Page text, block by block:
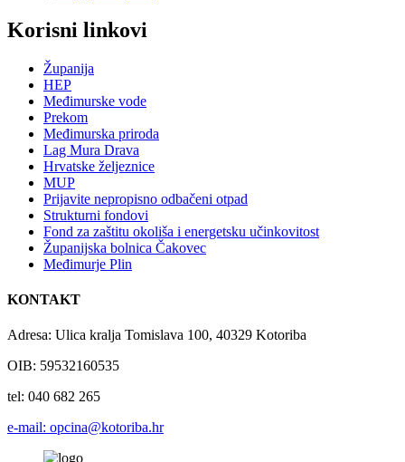
Korisni linkovi
Županija
HEP
Međimurske vode
Prekom
Međimurska priroda
Lag Mura Drava
Hrvatske željeznice
MUP
Prijavite nepropisno odbačeni otpad
Strukturni fondovi
Fond za zaštitu okoliša i energetsku učinkovitost
Županijska bolnica Čakovec
Međimurje Plin
KONTAKT
Adresa: Ulica kralja Tomislava 100, 40329 Kotoriba
OIB: 59532160535
tel: 040 682 265
e-mail: opcina@kotoriba.hr